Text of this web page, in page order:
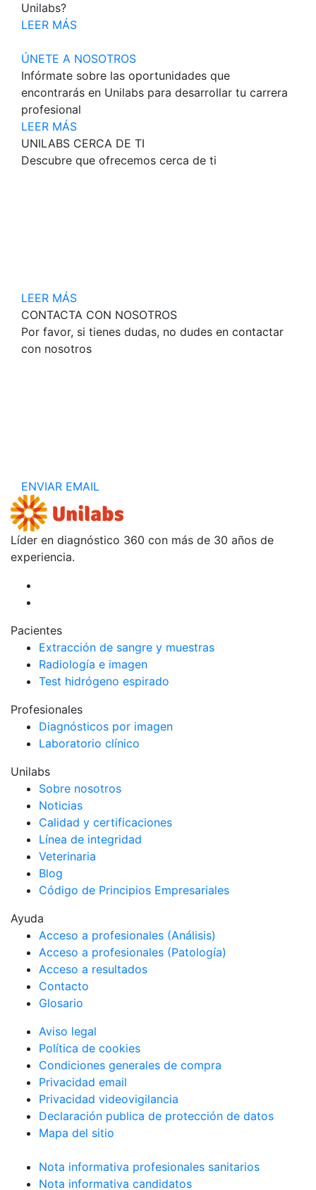
Unilabs?
LEER MÁS
ÚNETE A NOSOTROS
Infórmate sobre las oportunidades que
encontrarás en Unilabs para desarrollar tu carrera
profesional
LEER MÁS
UNILABS CERCA DE TI
Descubre que ofrecemos cerca de ti
LEER MÁS
CONTACTA CON NOSOTROS
Por favor, si tienes dudas, no dudes en contactar
con nosotros
ENVIAR EMAIL
Líder en diagnóstico 360 con más de 30 años de
experiencia.
Pacientes
Extracción de sangre y muestras
Radiología e imagen
Test hidrógeno espirado
Profesionales
Diagnósticos por imagen
Laboratorio clínico
Unilabs
Sobre nosotros
Noticias
Calidad y certificaciones
Línea de integridad
Veterinaria
Blog
Código de Principios Empresariales
Ayuda
Acceso a profesionales (Análisis)
Acceso a profesionales (Patología)
Acceso a resultados
Contacto
Glosario
Aviso legal
Política de cookies
Condiciones generales de compra
Privacidad email
Privacidad videovigilancia
Declaración publica de protección de datos
Mapa del sitio
Nota informativa profesionales sanitarios
Nota informativa candidatos